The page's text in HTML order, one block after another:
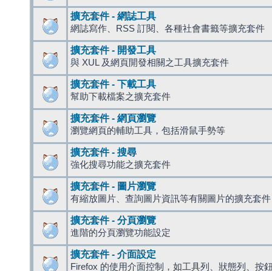
擴充套件 - 網誌工具
網誌寫作、RSS 訂閱、各種社會書籤等擴充套件
擴充套件 - 開發工具
與 XUL 及網頁開發相關之工具擴充套件
擴充套件 - 下載工具
幫助下載檔案之擴充套件
擴充套件 - 網頁瀏覽
瀏覽網頁的輔助工具，包括滑鼠手勢等
擴充套件 - 搜尋
強化搜尋功能之擴充套件
擴充套件 - 圖片瀏覽
有縮放圖片、查詢圖片資訊等有關圖片的擴充套件
擴充套件 - 分頁瀏覽
進階的分頁瀏覽功能設定
擴充套件 - 介面設定
Firefox 的使用介面控制，如工具列、狀態列、按